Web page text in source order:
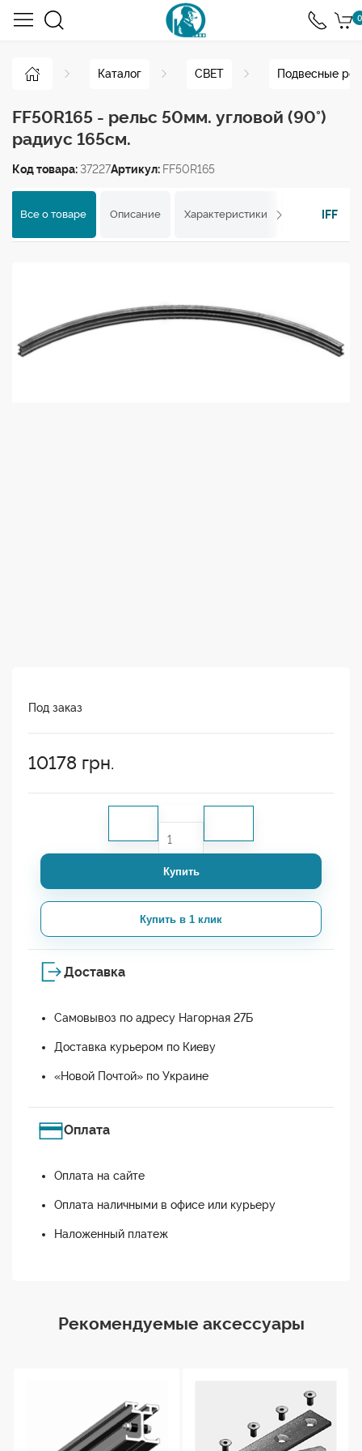
0
Каталог СВЕТ Подвесные
FF50R165 - рельс 50мм. угловой (90°)
радиус 165см.
Код товара: 37227Артикул: FF50R165
Все о товаре Описание Характеристики ОтзывыIFF
Под заказ
10178 грн.
Купить
Купить в 1 клик
Доставка
Самовывоз по адресу Нагорная 27Б
Доставка курьером по Киеву
«Новой Почтой» по Украине
Оплата
Оплата на сайте
Оплата наличными в офисе или курьеру
Наложенный платеж
Рекомендуемые аксессуары